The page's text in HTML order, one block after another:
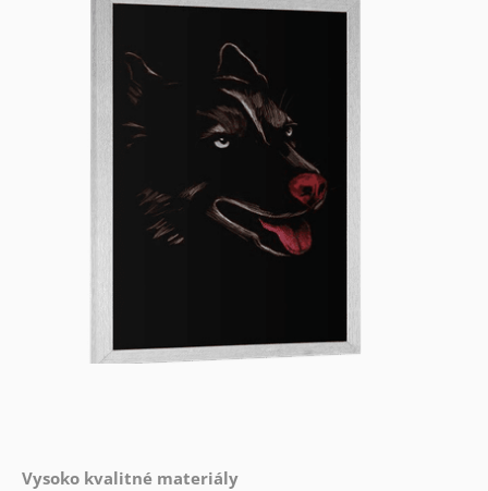
Vysoko kvalitné materiály